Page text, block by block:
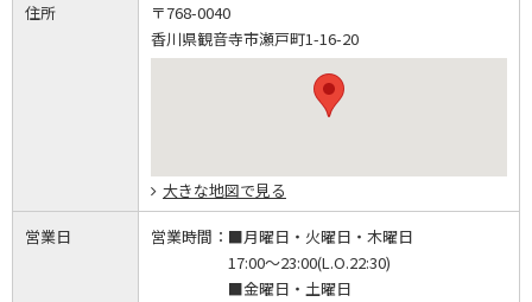
住所
〒768-0040
香川県観音寺市瀬戸町1-16-20
大きな地図で見る
営業日 営業時間： ■月曜日・火曜日・木曜日
17:00～23:00(L.O.22:30)
■金曜日・土曜日